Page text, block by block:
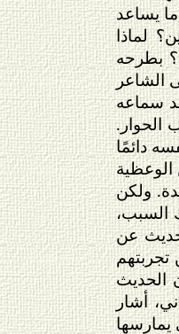
يساعد
لماذا
بطرحه
الشاعر
سماعه
الحوار.
دائمًا
ولكن
السبب،
عن
تجربتهم
الحديث
أشار
يمارسها